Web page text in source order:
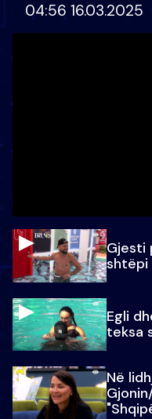
04:56 16.03.2025
Gjesti
shtëpi
Egli
teksa
Në